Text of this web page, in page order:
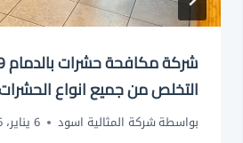
التخلص من جميع انواع الحشرات
بواسطةشركة المثالية اسود 6 يناير، 2026